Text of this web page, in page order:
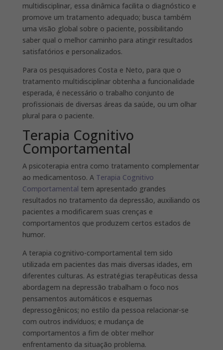
multidisciplinar, essa dinâmica facilita o diagnóstico e
promove um tratamento adequado; busca também
uma visão global sobre o paciente, possibilitando
saber qual o melhor caminho para atingir resultados
satisfatórios e personalizados.
Para os pesquisadores Costa e Neto, para que o
tratamento multidisciplinar obtenha a funcionalidade
esperada, é necessário o trabalho conjunto de
profissionais de diversas áreas da saúde, ou um olhar
plural para o paciente.
Terapia Cognitivo
Comportamental
A psicoterapia entra como tratamento complementar
ao medicamentoso. A Terapia Cognitivo
Comportamental tem apresentado grandes
resultados no tratamento da depressão, auxiliando os
pacientes a modificarem suas crenças e
comportamentos que produzem certos estados de
humor.
A terapia cognitivo-comportamental tem sido
utilizada em pacientes das mais diversas idades, em
diferentes culturas. As estratégias terapêuticas dessa
abordagem na depressão trabalham o foco nos
pensamentos automáticos e esquemas
depressogênicos; no estilo da pessoa relacionar-se
com outros indivíduos; e mudança de
comportamentos a fim de obter melhor
enfrentamento da situação problema.